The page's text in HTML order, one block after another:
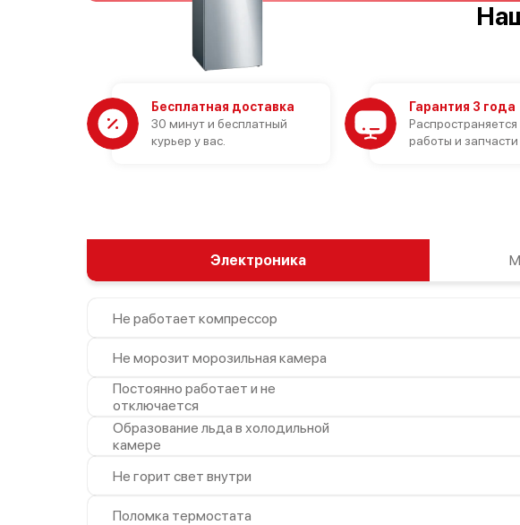
Бесплатная доставка
30 минут и бесплатный
курьер у вас.
Гарантия 3 года
Распространяется
работы и запчасти
Электроника
Не работает компрессор
Не морозит морозильная камера
Постоянно работает и не
отключается
Образование льда в холодильной
камере
Не горит свет внутри
Поломка термостата